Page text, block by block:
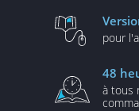
pour
48
à tous